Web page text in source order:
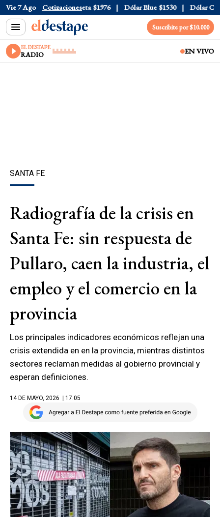
Vie 7 Ago Cotizaciones
$1520 Dólar Tarjeta $1976 Dólar Blue $1530 Dólar CCL
Suscribite por $10.000
EL DESTAPE
RADIO EN VIVO
SANTA FE
Radiografía de la crisis en
Santa Fe: sin respuesta de
Pullaro, caen la industria, el
empleo y el comercio en la
provincia
Los principales indicadores económicos reflejan una
crisis extendida en en la provincia, mientras distintos
sectores reclaman medidas al gobierno provincial y
esperan definiciones.
14 DE MAYO, 2026 | 17.05